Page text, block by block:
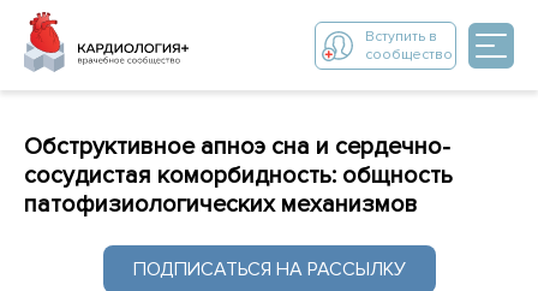
Вступить в
сообщество
Обструктивное апноэ сна и сердечно-
сосудистая коморбидность: общность
патофизиологических механизмов
ПОДПИСАТЬСЯ НА РАССЫЛКУ